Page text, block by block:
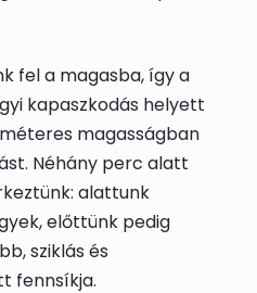
fel a magasba, így a
kapaszkodás helyett
magasságban
Néhány perc alatt
alattunk
előttünk pedig
sziklás és
fennsíkja.